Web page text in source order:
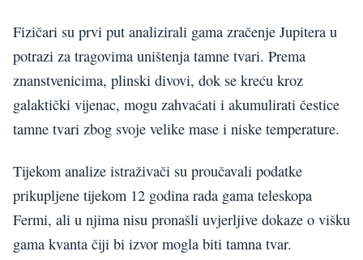
Fizičari su prvi put analizirali gama zračenje Jupitera u
potrazi za tragovima uništenja tamne tvari. Prema
znanstvenicima, plinski divovi, dok se kreću kroz
galaktički vijenac, mogu zahvaćati i akumulirati čestice
tamne tvari zbog svoje velike mase i niske temperature.
Tijekom analize istraživači su proučavali podatke
prikupljene tijekom 12 godina rada gama teleskopa
Fermi, ali u njima nisu pronašli uvjerljive dokaze o višku
gama kvanta čiji bi izvor mogla biti tamna tvar.